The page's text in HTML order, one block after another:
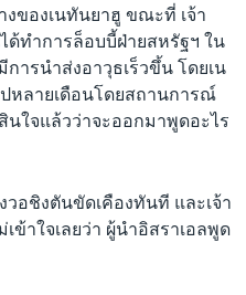
งของเนทันยาฮู ขณะที่ เจ้า
ด้ทำการล็อบบี้ฝ่ายสหรัฐฯ ใน
การนำส่งอาวุธเร็วขึ้น โดยเน
หลายเดือนโดยสถานการณ์
นใจแล้วว่าจะออกมาพูดอะไร
อชิงตันขัดเคืองทันที และเจ้า
ข้าใจเลยว่า ผู้นำอิสราเอลพูด